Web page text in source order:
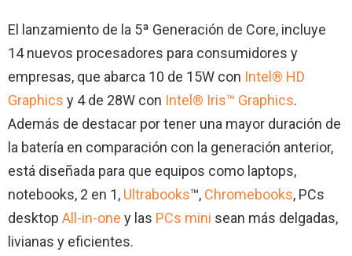
El lanzamiento de la 5ª Generación de Core, incluye
14 nuevos procesadores para consumidores y
empresas, que abarca 10 de 15W con Intel® HD
Graphics y 4 de 28W con Intel® Iris™ Graphics.
Además de destacar por tener una mayor duración de
la batería en comparación con la generación anterior,
está diseñada para que equipos como laptops,
notebooks, 2 en 1, Ultrabooks™, Chromebooks, PCs
desktop All-in-one y las PCs mini sean más delgadas,
livianas y eficientes.